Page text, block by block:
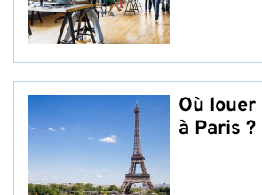
Où louer
à Paris ?